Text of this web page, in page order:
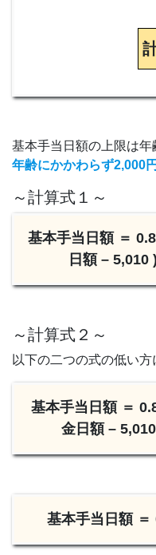
基本手当日額の上限は年
年齢にかかわらず2,000円
～計算式１～
基本手当日額 ＝
日額 – 5,010
～計算式２～
以下の二つの式の低い方
基本手当日額 ＝
金日額 –
基本手当日額